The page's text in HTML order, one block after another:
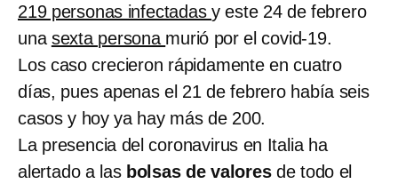
219 personas infectadasy este 24 de febrero
una sexta persona murió por el covid-19.
Los caso crecieron rápidamente en cuatro
días, pues apenas el 21 de febrero había seis
casos y hoy ya hay más de 200.
La presencia del coronavirus en Italia ha
alertado a las bolsas de valoresde todo el